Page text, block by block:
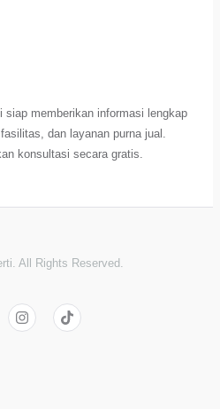
siap memberikan informasi lengkap
dan layanan purna jual.
konsultasi secara gratis.
All Rights Reserved.